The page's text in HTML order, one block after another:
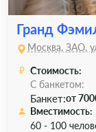
Гранд
Москва, ЗАО,
Стоимость:
С банкетом:
Банкет:от
Вместимость:
60 - 100